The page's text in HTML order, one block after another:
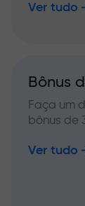
Ver tudo
Bônus
Faça um
bônus de
Ver tudo